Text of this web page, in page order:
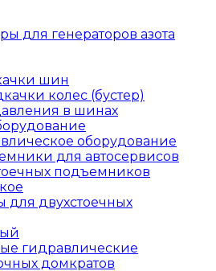
для генераторов азота
шин
колес (бустер)
в шинах
оборудование
для автосервисов
подъемников
для двухстоечных
гидравлические
домкратов